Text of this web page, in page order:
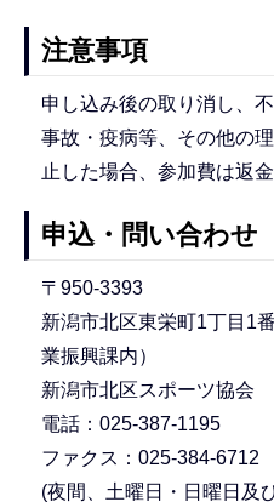
注意事項
申し込み後の取り消し、
事故・疫病等、その他の
止した場合、参加費は返金
申込・問い合わせ
〒950-3393
新潟市北区東栄町1丁目1
業振興課内）
新潟市北区スポーツ協会
電話：025-387-1195
ファクス：025-384-6712
(夜間、土曜日・日曜日及